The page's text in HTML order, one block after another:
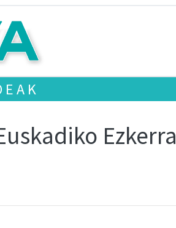
Ezkerra